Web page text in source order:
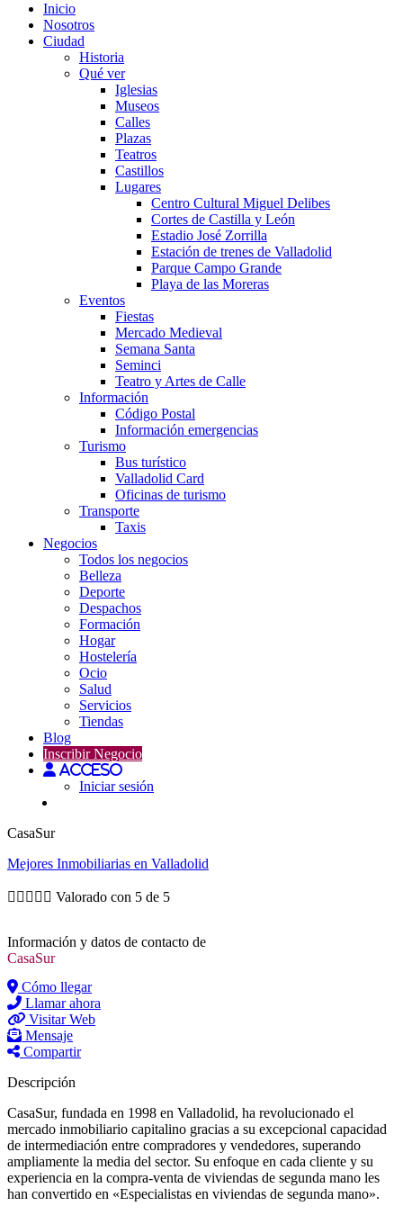
Inicio
Nosotros
Ciudad
Historia
Qué ver
Iglesias
Museos
Calles
Plazas
Teatros
Castillos
Lugares
Centro Cultural Miguel Delibes
Cortes de Castilla y León
Estadio José Zorrilla
Estación de trenes de Valladolid
Parque Campo Grande
Playa de las Moreras
Eventos
Fiestas
Mercado Medieval
Semana Santa
Seminci
Teatro y Artes de Calle
Información
Código Postal
Información emergencias
Turismo
Bus turístico
Valladolid Card
Oficinas de turismo
Transporte
Taxis
Negocios
Todos los negocios
Belleza
Deporte
Despachos
Formación
Hogar
Hostelería
Ocio
Salud
Servicios
Tiendas
Blog
Inscribir Negocio
Acceso
Iniciar sesión
CasaSur
Mejores Inmobiliarias en Valladolid
     Valorado con 5 de 5
Información y datos de contacto de
CasaSur
Cómo llegar
Llamar ahora
Visitar Web
Mensaje
Compartir
Descripción
CasaSur, fundada en 1998 en Valladolid, ha revolucionado el
mercado inmobiliario capitalino gracias a su excepcional capacidad
de intermediación entre compradores y vendedores, superando
ampliamente la media del sector. Su enfoque en cada cliente y su
experiencia en la compra-venta de viviendas de segunda mano les
han convertido en «Especialistas en viviendas de segunda mano».